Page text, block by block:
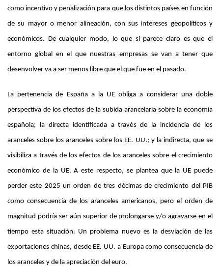
como incentivo y penalización para que los distintos países en función
de su mayor o menor alineación, con sus intereses geopolíticos y
económicos. De cualquier modo, lo que sí parece claro es que el
entorno global en el que nuestras empresas se van a tener que
desenvolver va a ser menos libre que el que fue en el pasado.
La pertenencia de España a la UE obliga a considerar una doble
perspectiva de los efectos de la subida arancelaria sobre la economía
española; la directa identificada a través de la incidencia de los
aranceles sobre los aranceles sobre los EE. UU.; y la indirecta, que se
visibiliza a través de los efectos de los aranceles sobre el crecimiento
económico de la UE. A este respecto, se plantea que la UE puede
perder este 2025 un orden de tres décimas de crecimiento del PIB
como consecuencia de los aranceles americanos, pero el orden de
magnitud podría ser aún superior de prolongarse y/o agravarse en el
tiempo esta situación. Un problema nuevo es la desviación de las
exportaciones chinas, desde EE. UU. a Europa como consecuencia de
los aranceles y de la apreciación del euro.